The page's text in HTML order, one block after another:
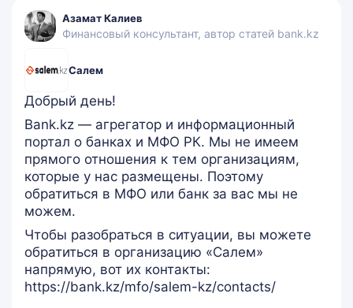
Азамат Калиев
Финансовый консультант, автор статей bank.kz
Салем
Добрый день!
Bank.kz — агрегатор и информационный
портал о банках и МФО РК. Мы не имеем
прямого отношения к тем организациям,
которые у нас размещены. Поэтому
обратиться в МФО или банк за вас мы не
можем.
Чтобы разобраться в ситуации, вы можете
обратиться в организацию «Салем»
напрямую, вот их контакты:
https://bank.kz/mfo/salem-kz/contacts/